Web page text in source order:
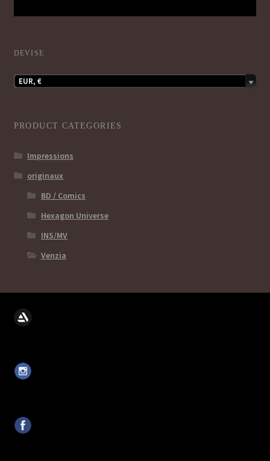
DEVISE
EUR, €
PRODUCT CATEGORIES
Impressions
originaux
BD / Comics
Hexagon Universe
INS/MV
Venzia